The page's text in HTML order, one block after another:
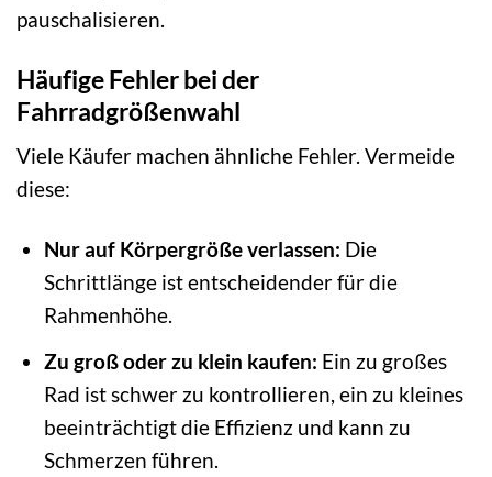
pauschalisieren.
Häufige Fehler bei der
Fahrradgrößenwahl
Viele Käufer machen ähnliche Fehler. Vermeide
diese:
Nur auf Körpergröße verlassen: Die
Schrittlänge ist entscheidender für die
Rahmenhöhe.
Zu groß oder zu klein kaufen: Ein zu großes
Rad ist schwer zu kontrollieren, ein zu kleines
beeinträchtigt die Effizienz und kann zu
Schmerzen führen.